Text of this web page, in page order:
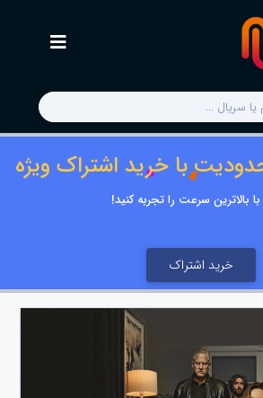
با خرید اشتراک ویژه
با بالاترین سرعت را تجربه کنید!
خرید اشتراک